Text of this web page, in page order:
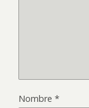
Nombre *